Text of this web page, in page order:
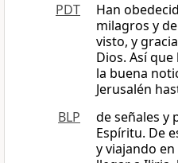
PDT
Han
milagros y
visto, y
Dios. Así
la buena
Jerusalén
BLP
de señales y
Espíritu. De
y viajando